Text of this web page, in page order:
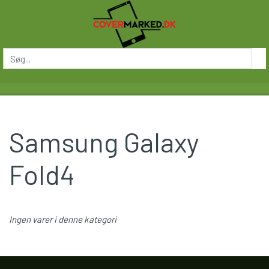
Samsung Galaxy
Fold4
Ingen varer i denne kategori